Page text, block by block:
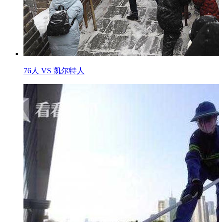
76人 VS 凯尔特人